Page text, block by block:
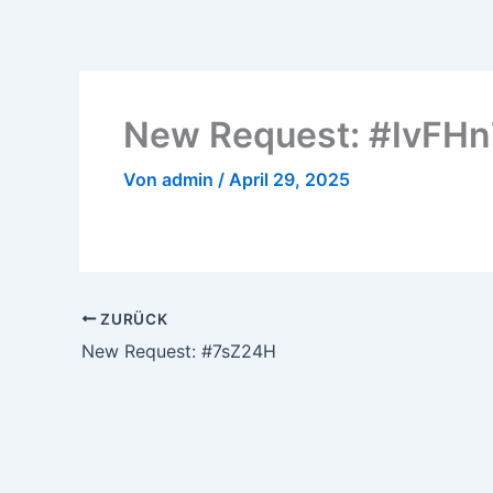
New Request:
Von admin / April 29, 2025
ZURÜCK
New Request: #7sZ24H